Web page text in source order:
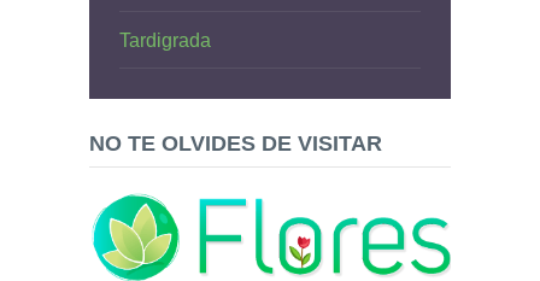
Tardigrada
NO TE OLVIDES DE VISITAR